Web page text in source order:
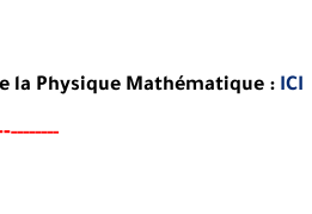
la Physique Mathématique : ICI
--------